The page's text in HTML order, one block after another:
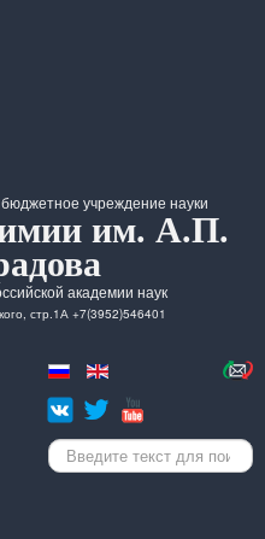
учреждение науки
им. А.П.
академии наук
стр.1А +7(3952)546401
Искать...